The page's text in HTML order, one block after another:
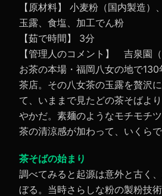
【原材料】 小麦粉（国内製造）
玉露、食塩、加工でん粉
【茹で時間】 3分
【管理人のコメント】 吉泉園
お茶の本場・福岡八女の地で
茶店。その八女茶の玉露を贅沢
て、いままで見たどの茶そばよ
やかだ。素麺のようなモチモチ
茶の清涼感が加わって、いくら
茶そばの始まり
調べてみると起源は意外と古く
ぼる。当時さらしな粉の製粉技